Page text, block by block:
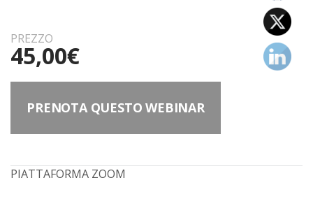
PREZZO
45,00€
PRENOTA QUESTO WEBINAR
PIATTAFORMA ZOOM